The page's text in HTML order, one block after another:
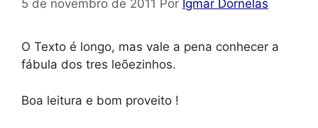
5 de novembro de 2011 Por Igmar Dornelas
O Texto é longo, mas vale a pena conhecer a
fábula dos tres leõezinhos.
Boa leitura e bom proveito !